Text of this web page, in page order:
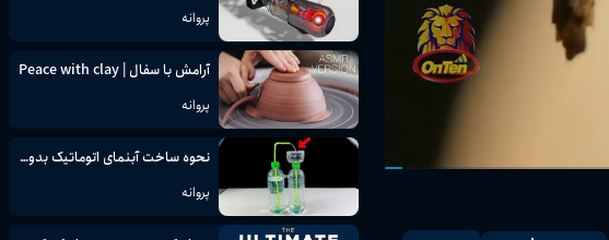
پروانه
آرامش با سفال | Peace with clay
پروانه
نحوه ساخت آبنمای اتوماتیک بدون برق | فواره آب بدون وقفه | پروژه علمی
پروانه